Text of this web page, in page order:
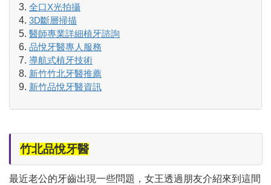
全口X光拍攝
3D斷層掃描
醫師專業詳細植牙諮詢
品悅牙醫專人服務
導航式植牙技術
新竹竹北牙醫推薦
新竹品悅牙醫資訊
竹北品悅牙醫
最近老公的牙齒出現一些問題，女王透過朋友介紹來到這間